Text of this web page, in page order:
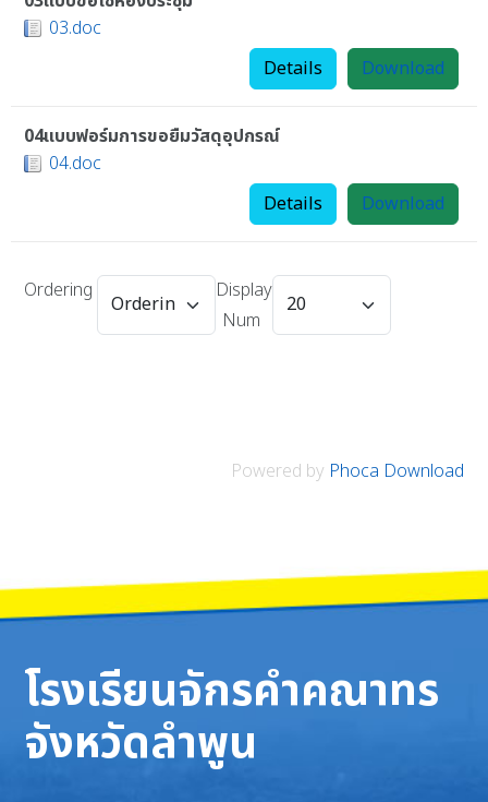
03.doc
Download
Details
04แบบฟอร์มการขอยืมวัสดุอุปกรณ์
04.doc
Download
Details
Ordering
Display
Num
Powered by Phoca Download
โรงเรียนจักรคำคณาทร
จังหวัดลำพูน